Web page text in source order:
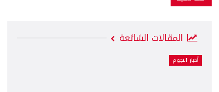
المقالات الشائعة
أخبار النجوم